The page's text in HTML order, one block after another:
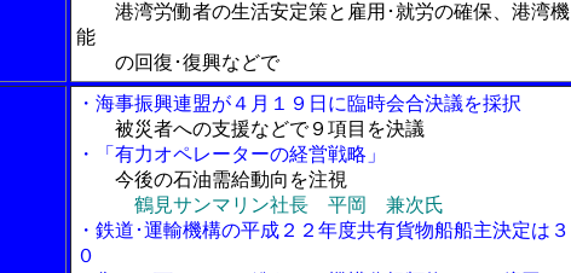
港湾労働者の生活安定策と雇用･就労の確保、港湾機
能
の回復･復興などで
・海事振興連盟が４月１９日に臨時会合決議を採択
被災者への支援などで９項目を決議
・「有力オペレーターの経営戦略」
今後の石油需給動向を注視
鶴見サンマリン社長 平岡 兼次氏
・鉄道･運輸機構の平成２２年度共有貨物船船主決定は３
０